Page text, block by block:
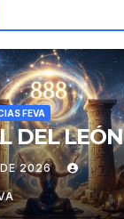
FEVA
DEL LEÓN
DE 2026